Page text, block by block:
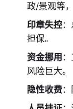
政/景观等
印章失控
担保。
资金挪用
风险巨大。
隐性收费